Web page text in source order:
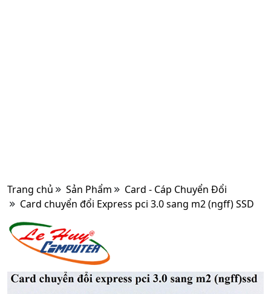
Trang chủ Sản Phẩm
Card - Cáp Chuyển Đổi
Card chuyển đổi Express pci 3.0 sang m2 (ngff) SSD